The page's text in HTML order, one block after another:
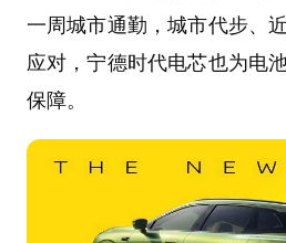
一周城市通勤，城市代步、
应对，宁德时代电芯也为电
保障。